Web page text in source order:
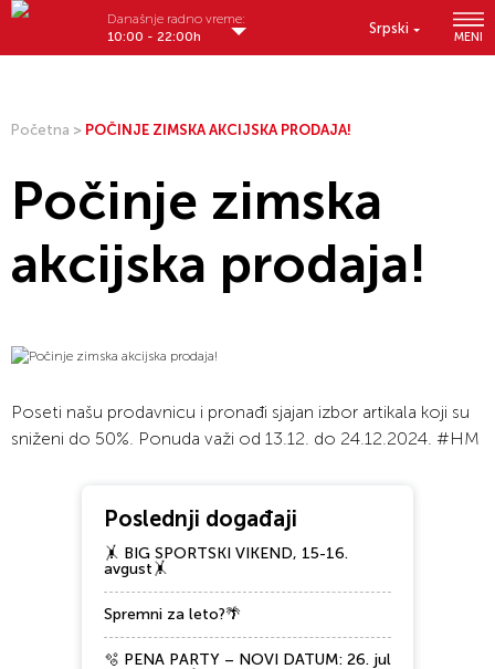
Srpski
MENI
Današnje radno vreme:
10:00 - 22:00h
Početna > POČINJE ZIMSKA AKCIJSKA PRODAJA!
Počinje zimska
akcijska prodaja!
Poseti našu prodavnicu i pronađi sjajan izbor artikala koji su
sniženi do 50%. Ponuda važi od 13.12. do 24.12.2024. #HM
Poslednji događaji
🤸 BIG SPORTSKI VIKEND, 15-16.
avgust🤸
Spremni za leto?🌴
🫧 PENA PARTY – NOVI DATUM: 26. jul